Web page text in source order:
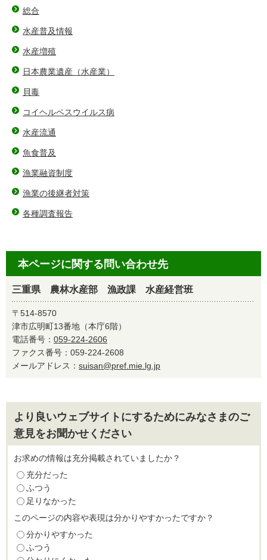
総合
水産普及情報
水産増殖
日本農業遺産（水産業）
貝毒
コイヘルペスウイルス病
水産流通
魚食普及
漁業融資制度
漁業の後継者対策
各種調査報告
本ページに関する問い合わせ先
三重県 農林水産部 漁政課 水産経営班
〒514-8570
津市広明町13番地（本庁6階）
電話番号： 059-224-2606
ファクス番号：059-224-2608
メールアドレス： suisan@pref.mie.lg.jp
より良いウェブサイトにするためにみなさまのご
意見をお聞かせください
お求めの情報は充分掲載されていましたか？
充分だった
ふつう
足りなかった
このページの内容や表現は分かりやすかったですか？
分かりやすかった
ふつう